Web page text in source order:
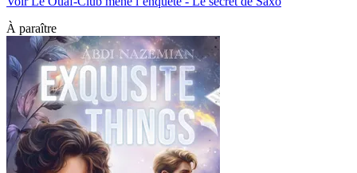
À paraître